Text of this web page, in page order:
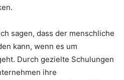
sagen, dass der menschliche
kann, wenn es um
Durch gezielte Schulungen
ihre